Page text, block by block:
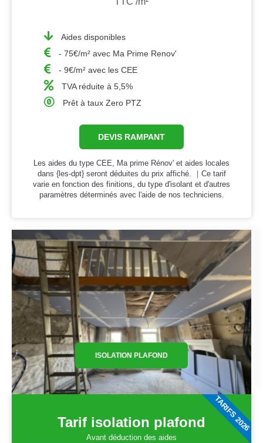
Aides disponibles
- 75€/m² avec Ma Prime Renov'
- 9€/m² avec les CEE
TVA réduite à 5,5%
Prêt à taux Zero PTZ
DEVIS RAMPANT
Les aides du type CEE, Ma prime Rénov' et aides locales
dans {les-dpt} seront déduites du prix affiché. ｜Ce tarif
varie en fonction des finitions, du type d'isolant et d'autres
paramètres déterminés avec l'aide de nos techniciens.
ISOLATION PLAFOND
Tarif isolation plafond
Avant déduction des aides
TARIFS 2026